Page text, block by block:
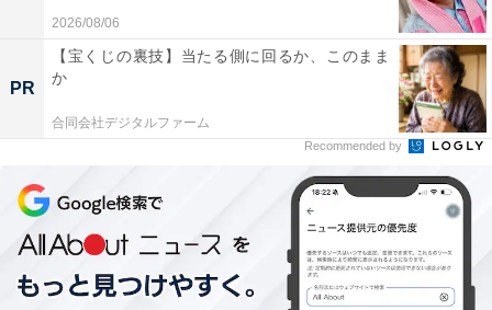
2位：永島優美
2026/08/06
PR
【宝くじの裏技】当たる側に回るか、このまま
か
合同会社デジタルファーム
Recommended by